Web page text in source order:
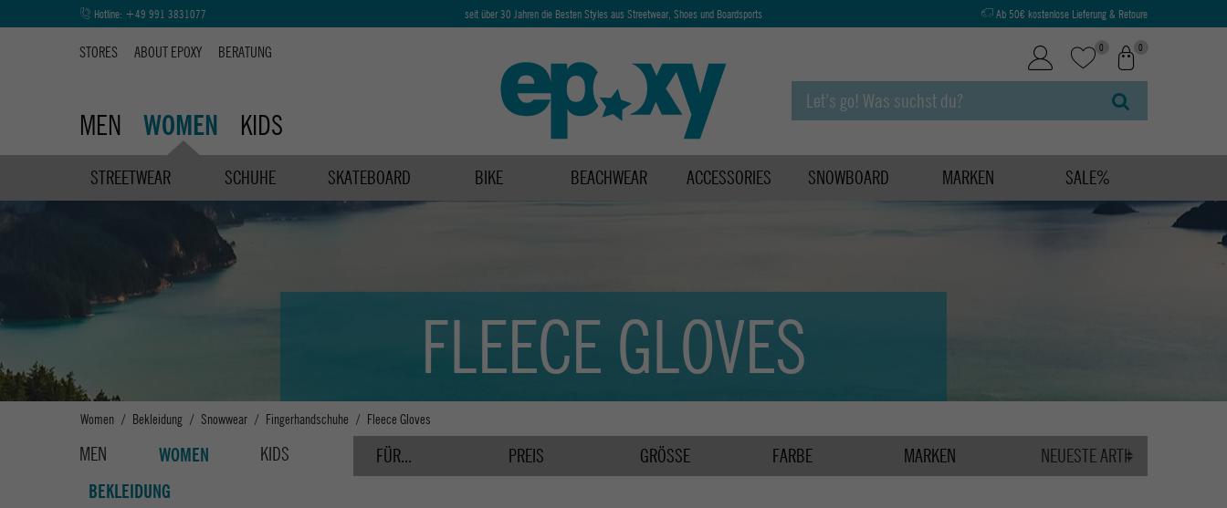
Hotline: +49 991 3831077 seit über 30 Jahren die Besten Styles aus Streetwear, Shoes und Boardsports Ab 50€ kostenlose Lieferung & Retoure
STORES ABOUT EPOXY BERATUNG
MEN WOMEN KIDS
0 0
STREETWEAR SCHUHE SKATEBOARD BIKE BEACHWEAR ACCESSORIES SNOWBOARD MARKEN SALE%
FLEECE GLOVES
Women Bekleidung Snowwear Fingerhandschuhe Fleece Gloves
MEN WOMEN KIDS
BEKLEIDUNG
FÜR... PREIS GRÖSSE FARBE MARKEN